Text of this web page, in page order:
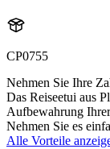
CP0755
Nehmen Sie Ihre
Das Reiseetui aus
Aufbewahrung
Nehmen Sie es
Alle Vorteile